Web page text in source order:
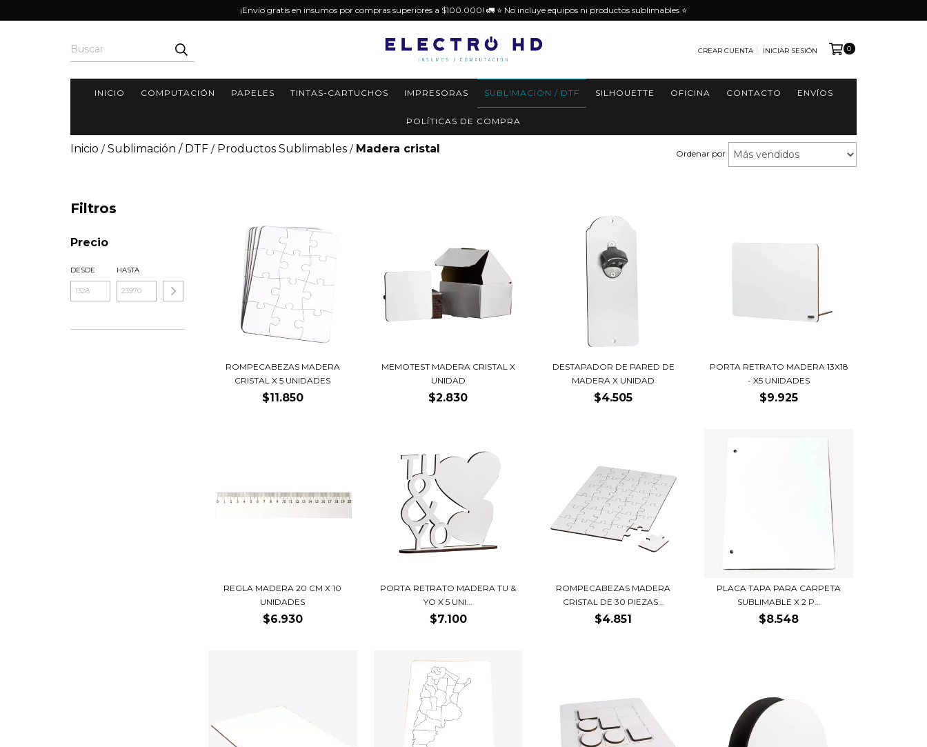
¡Envío gratis en insumos por compras superiores a $100.000! 🚛 ⭐️ No incluye equipos ni productos sublimables ⭐️
CREAR CUENTA INICIAR SESIÓN 0
INICIO COMPUTACIÓN PAPELES TINTAS-CARTUCHOS IMPRESORAS SUBLIMACIÓN / DTF SILHOUETTE OFICINA CONTACTO ENVÍOS
POLÍTICAS DE COMPRA
Inicio / Sublimación / DTF / Productos Sublimables / Madera cristal Ordenar por
Filtros
Precio
DESDE HASTA
ROMPECABEZAS MADERA
CRISTAL X 5 UNIDADES
$11.850
MEMOTEST MADERA CRISTAL X
UNIDAD
$2.830
DESTAPADOR DE PARED DE
MADERA X UNIDAD
$4.505
PORTA RETRATO MADERA 13X18
- X5 UNIDADES
$9.925
REGLA MADERA 20 CM X 10
UNIDADES
$6.930
PORTA RETRATO MADERA TU &
YO X 5 UNI...
$7.100
ROMPECABEZAS MADERA
CRISTAL DE 30 PIEZAS...
$4.851
PLACA TAPA PARA CARPETA
SUBLIMABLE X 2 P...
$8.548